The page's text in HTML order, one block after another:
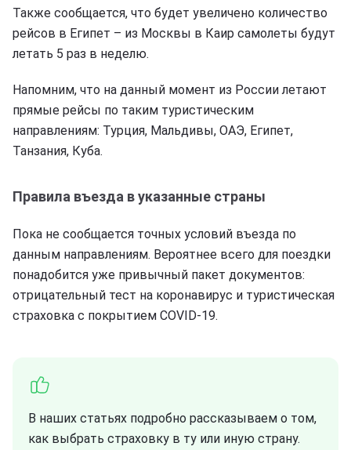
Также сообщается, что будет увеличено количество
рейсов в Египет – из Москвы в Каир самолеты будут
летать 5 раз в неделю.
Напомним, что на данный момент из России летают
прямые рейсы по таким туристическим
направлениям: Турция, Мальдивы, ОАЭ, Египет,
Танзания, Куба.
Правила въезда в указанные страны
Пока не сообщается точных условий въезда по
данным направлениям. Вероятнее всего для поездки
понадобится уже привычный пакет документов:
отрицательный тест на коронавирус и туристическая
страховка с покрытием COVID-19.
В наших статьях подробно рассказываем о том,
как выбрать страховку в ту или иную страну.